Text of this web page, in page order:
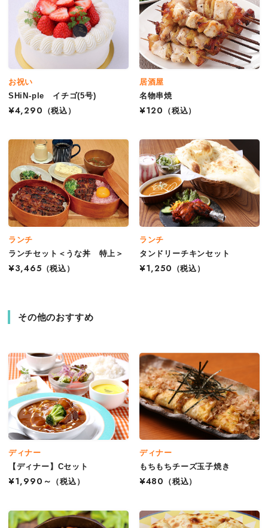
お祝い
SHiN-ple イチゴ(5号)
¥4,290
（税込）
居酒屋
名物串焼
¥120
（税込）
ランチ
ランチセット＜うな丼 特上＞
¥3,465 （税込）
ランチ
タンドリーチキンセット
¥1,250
（税込）
その他のおすすめ
ディナー
【ディナー】Cセット
¥1,990～
（税込）
ディナー
もちもちチーズ玉子焼き
¥480
（税込）